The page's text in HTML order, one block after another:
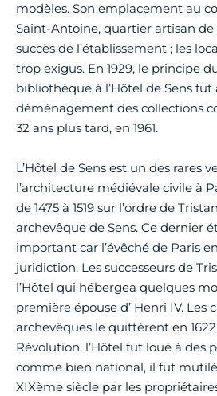
modèles. Son emplacement au
Saint-Antoine, quartier artisan de
succès de l’établissement ; les
trop exigus. En 1929, le principe
bibliothèque à l’Hôtel de Sens
déménagement des collections
32 ans plus tard, en 1961.
L’Hôtel de Sens est un des rares
l’architecture médiévale civile à
de 1475 à 1519 sur l’ordre de
archevêque de Sens. Ce dernier
important car l’évêché de Paris
juridiction. Les successeurs de
l’Hôtel qui hébergea quelques
première épouse d’ Henri IV. Les
archevêques le quittèrent en
Révolution, l’Hôtel fut loué à des
comme bien national, il fut
XIXème siècle par les